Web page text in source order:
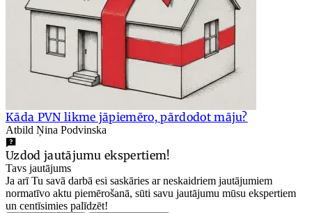
Kāda PVN likme jāpiemēro, pārdodot māju?
Atbild Ņina Podvinska
Uzdod jautājumu ekspertiem!
Tavs jautājums
Ja arī Tu savā darbā esi saskāries ar neskaidriem jautājumiem
normatīvo aktu piemērošanā, sūti savu jautājumu mūsu ekspertiem
un centīsimies palīdzēt!